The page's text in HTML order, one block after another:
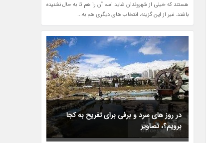
هستند که خیلی از شهروندان شاید اسم آن را هم تا به حال نشنیده
باشند. غیر از این گزینه، انتخاب های دیگری هم به...
در روز های سرد و برفی برای تفریح به کجا
برویم؟، تصاویر